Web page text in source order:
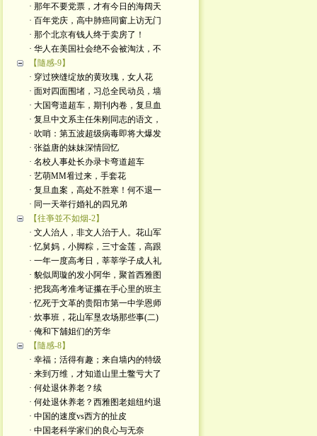
· 那年不要党票，才有今日的海阔天
· 百年党庆，高中肺癌同窗上访无门
· 那个北京有钱人终于卖房了！
· 华人在美国社会绝不会被淘汰，不
【隨感-9】
· 穿过狹缝绽放的黄玫瑰，女人花
· 面对四面围堵，习总全民动员，墙
· 大国弯道超车，期刊内卷，复旦血
· 复旦中文系主任朱刚同志的语文，
· 吹哨：第五波超级病毒即将大爆发
· 张益唐的妹妹深情回忆
· 名校人事处长办录卡弯道超车
· 艺萌MM㸔过来，手套花
· 复旦血案，高处不胜寒！何不退一
· 同一天举行婚礼的四兄弟
【往亊並不如烟-2】
· 文人治人，非文人治于人。花山军
· 忆舅妈，小脚粽，三寸金莲，高跟
· 一年一度高考日，莘莘学子成人礼
· 貌似周璇的发小阿华，聚首西雅图
· 把我高考准考证攥在手心里的班主
· 忆死于文革的贵阳市第一中学恩师
· 炊事班，花山军垦农场那些事(二)
· 俺和下舖姐们的芳华
【隨感-8】
· 幸福；活得有趣；来自墙内的特级
· 来到万维，才知道山里土鳖亏大了
· 何处退休养老？续
· 何处退休养老？西雅图老姐纽约退
· 中国的速度vs西方的扯皮
· 中国老科学家们的良心与无奈